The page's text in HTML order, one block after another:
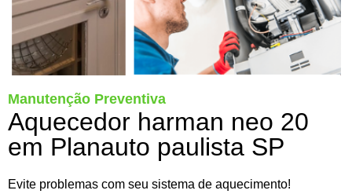
Manutenção Preventiva
Aquecedor harman neo 20
em Planauto paulista SP
Evite problemas com seu sistema de aquecimento!